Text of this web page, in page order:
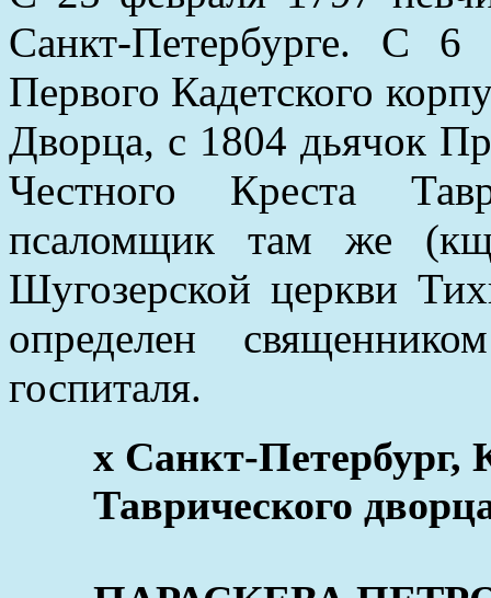
Санкт-Петербурге. С 6
Первого Кадетского
Дворца, с 1804 дьячок
Честного Креста
псаломщик там же
Шугозерской церкви
определен
госпиталя.
x Санкт-Петербург,
Таврического